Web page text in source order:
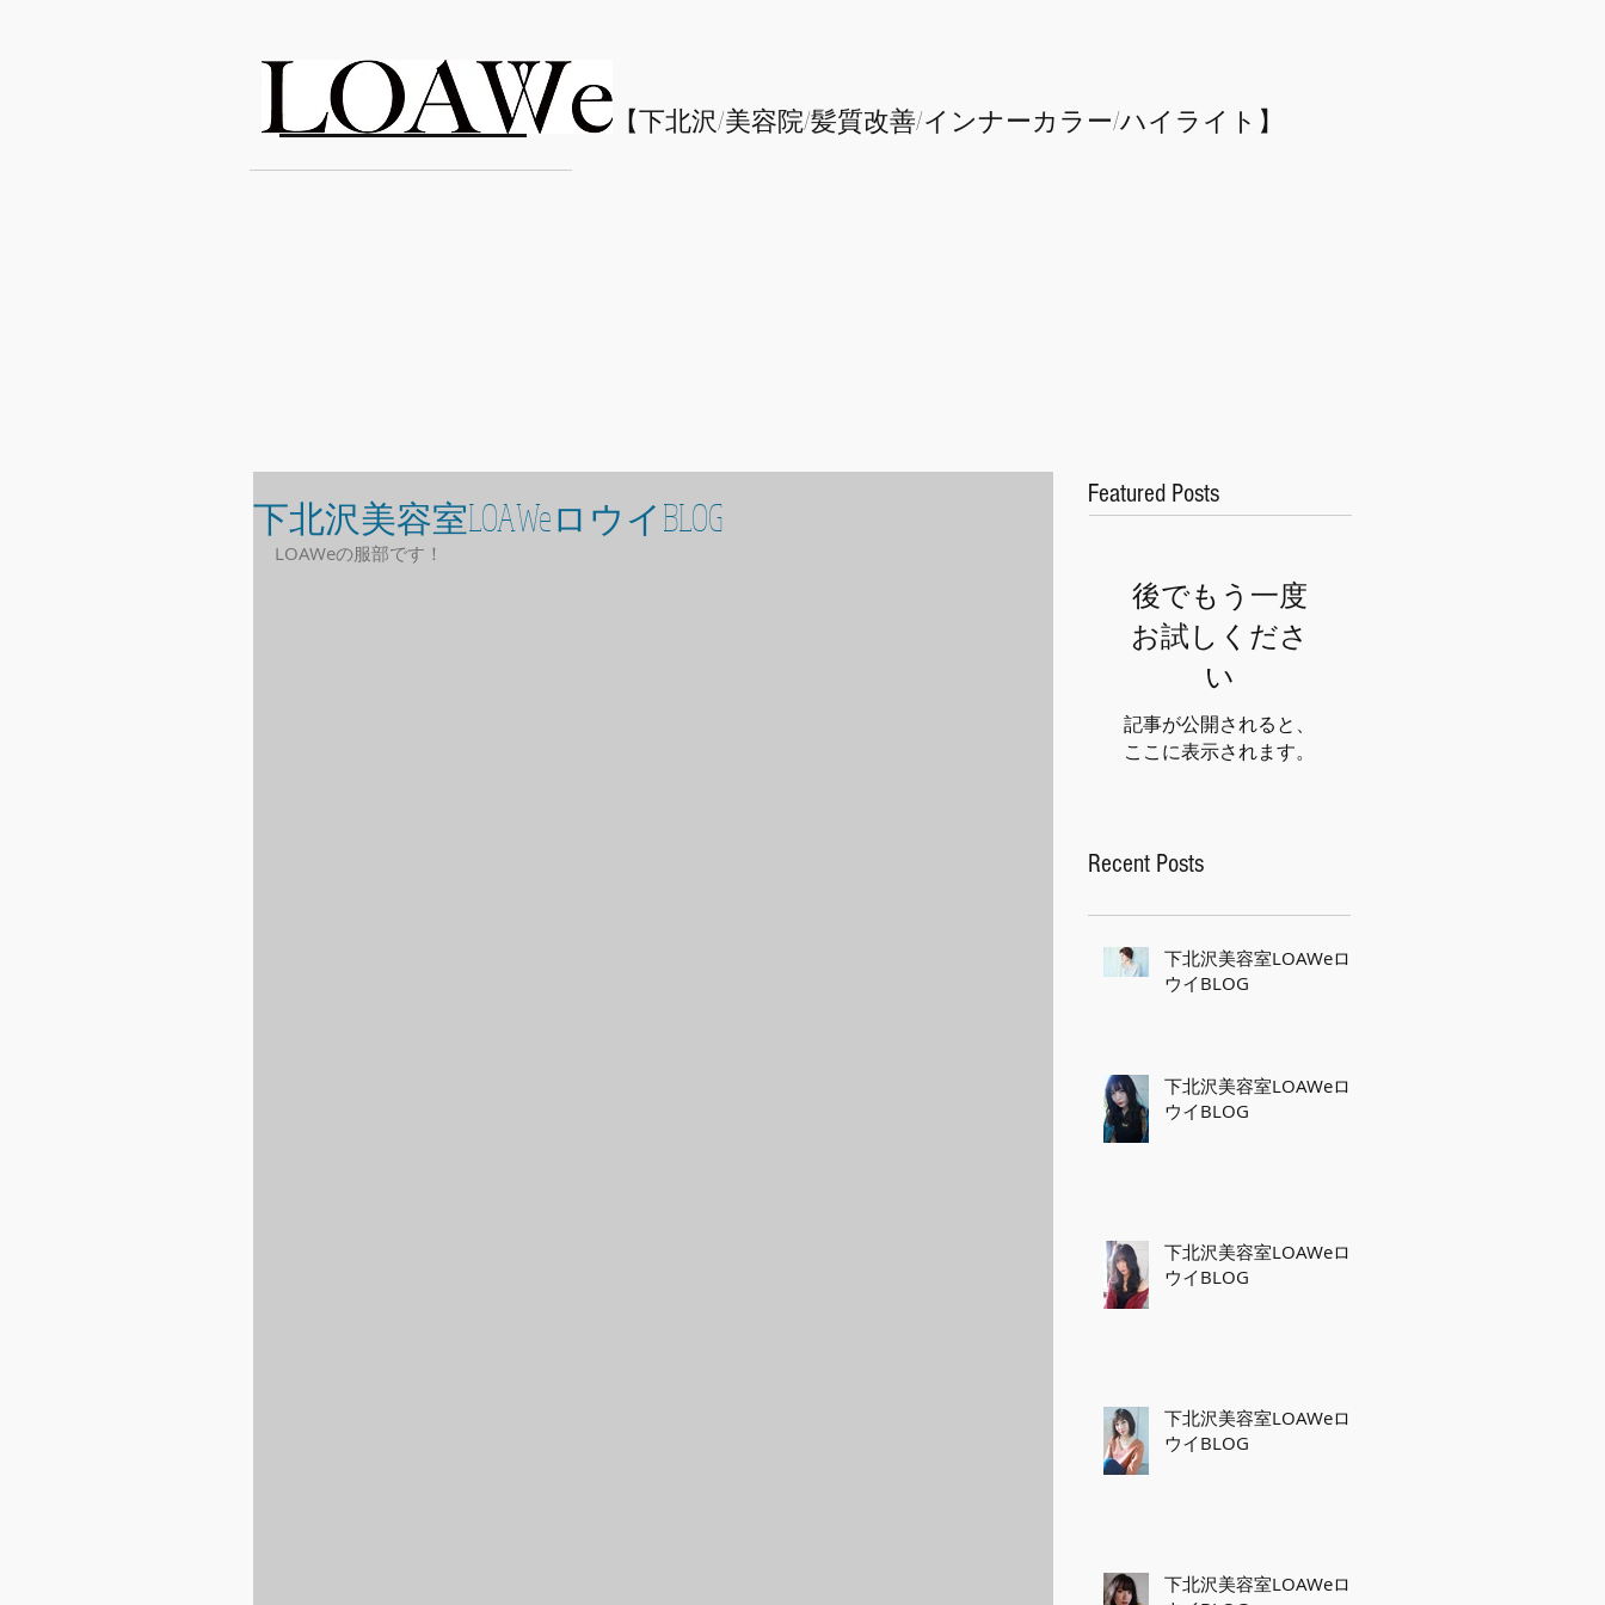
LOAWe ​【下北沢/美容院/髪質改善/インナーカラー/​ハイライト】
下北沢美容室LOAWeロウイBLOG
LOAWeの服部です！
Featured Posts
後でもう一度
お試しくださ
い
記事が公開されると、
ここに表示されます。
Recent Posts
下北沢美容室LOAWeロ
ウイBLOG
下北沢美容室LOAWeロ
ウイBLOG
下北沢美容室LOAWeロ
ウイBLOG
下北沢美容室LOAWeロ
ウイBLOG
下北沢美容室LOAWeロ